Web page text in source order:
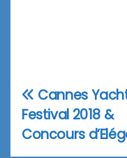
de
Cannes
Festival 2018 &
Concours